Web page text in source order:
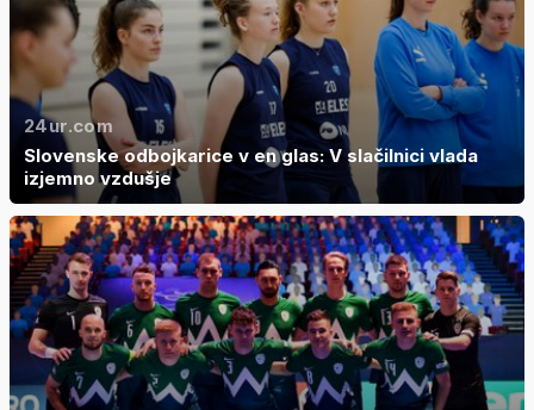
24ur.com
Slovenske odbojkarice v en glas: V slačilnici vlada
izjemno vzdušje